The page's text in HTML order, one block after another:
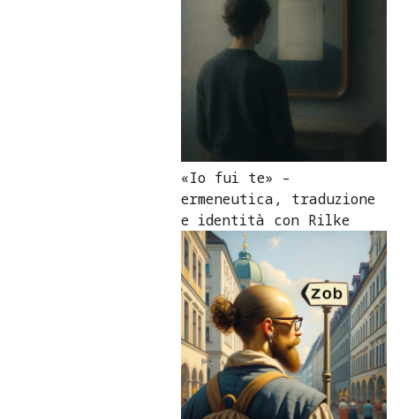
«Io fui te» –
ermeneutica, traduzione
e identità con Rilke